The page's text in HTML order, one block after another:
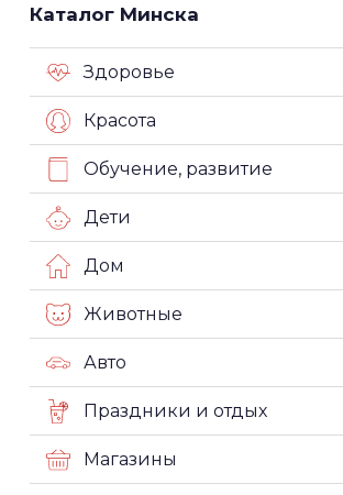
Каталог Минска
Здоровье
Красота
Обучение, развитие
Дети
Дом
Животные
Авто
Праздники и отдых
Магазины